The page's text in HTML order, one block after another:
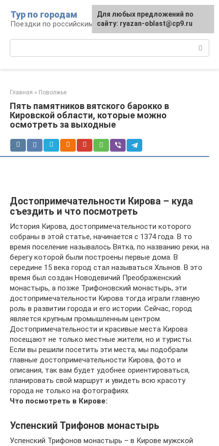
контенту
Тур по городам
Поездки по российским городам
Главная » Поволжье
Пять памятников вятского барокко в
Кировской области, которые можно
осмотреть за выходные
Достопримечательности Кирова – куда
съездить и что посмотреть
История Кирова, достопримечательности которого
собраны в этой статье, начинается с 1374 года. В то
время поселение называлось Вятка, по названию реки, на
берегу которой были построены первые дома. В
середине 15 века город стал называться Хлынов. В это
время был создан Новодевичий Преображенский
монастырь, а позже Трифоновский монастырь, эти
достопримечательности Кирова тогда играли главную
роль в развитии города и его истории. Сейчас, город
является крупным промышленным центром.
Достопримечательности и красивые места Кирова
посещают не только местные жители, но и туристы.
Если вы решили посетить эти места, мы подобрали
главные достопримечательности Кирова, фото и
описания, так вам будет удобнее ориентироваться,
планировать свой маршрут и увидеть всю красоту
города не только на фотографиях.
Что посмотреть в Кирове:
Успенский Трифонов монастырь
Успенский Трифонов монастырь – в Кирове мужской
Для любых предложений по
сайту: ryazan-oblast@cp9.ru